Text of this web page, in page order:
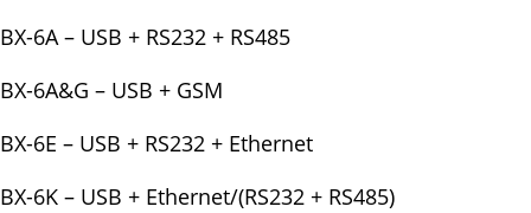
BX-6A – USB + RS232 + RS485
BX-6A&G – USB + GSM
BX-6E – USB + RS232 + Ethernet
BX-6K – USB + Ethernet/(RS232 + RS485)